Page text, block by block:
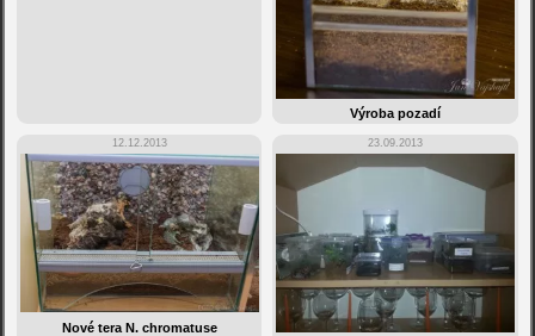
Výroba pozadí
12.12.2013
Nové tera N. chromatuse
23.09.2013